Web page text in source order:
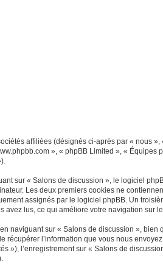
affiliées (désignés ci-après par « nous
», « phpBB Limited », «
sur « Salons de discussion », le logiciel
Les deux premiers cookies ne
assignés par le logiciel phpBB. Un
avez lus, ce qui améliore votre navigation sur
naviguant sur « Salons de discussion »,
l’information que vous nous
»), l’enregistrement sur « Salons de